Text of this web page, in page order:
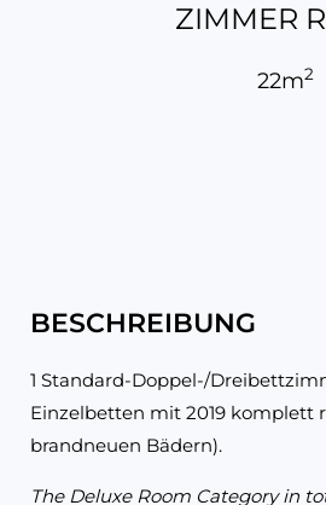
ZIMMER
22m2
BESCHREIBUNG
1 Standard-Doppel-/
Einzelbetten mit 2019 komplett
brandneuen Bädern).
The Deluxe Room Category in